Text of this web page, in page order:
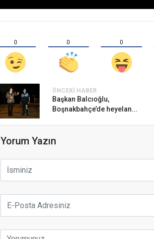
0 0 0
ÖNCEKI HABER
Başkan Balcıoğlu,
Boşnakbahçe’de heyelan...
Yorum Yazın